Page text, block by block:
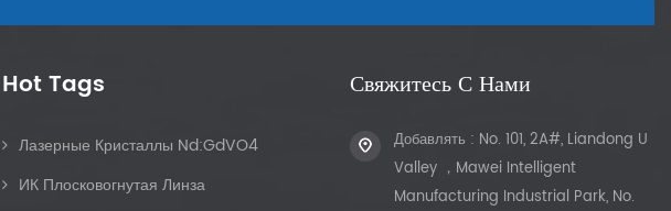
Hot Tags
Лазерные Кристаллы Nd:GdVO4
ИК Плосковогнутая Линза
Свяжитесь С Нами
Добавлять : No. 101, 2A#, Liandong U
Valley ，Mawei Intelligent
Manufacturing Industrial Park, No.